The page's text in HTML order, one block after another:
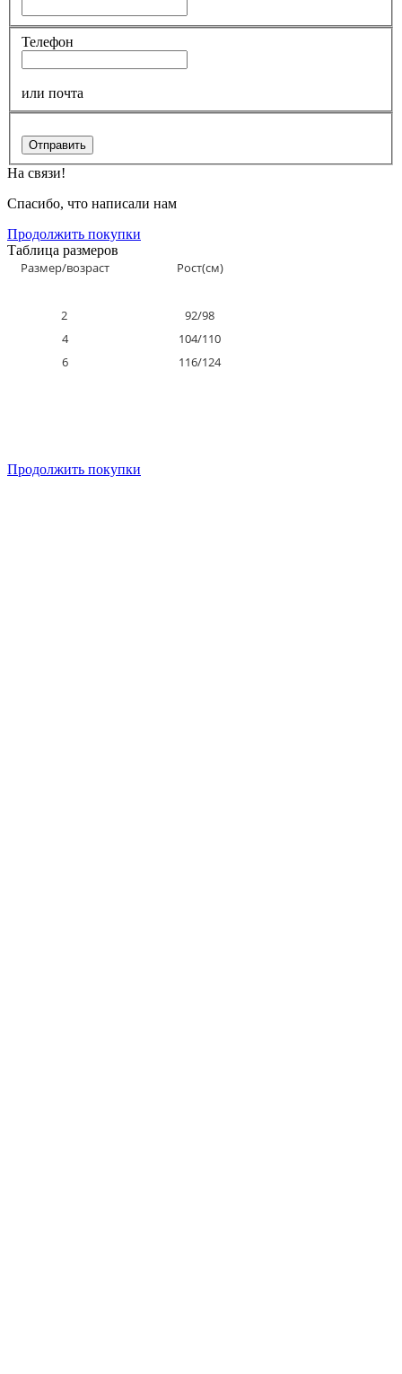
Телефон
или почта
Отправить
На связи!
Спасибо, что написали нам
Продолжить покупки
Таблица размеров
Размер/возраст Рост(см)
2
92/98
4
104/110
6
116/124
Продолжить покупки